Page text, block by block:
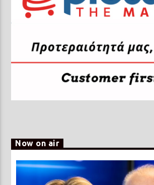
Now on air